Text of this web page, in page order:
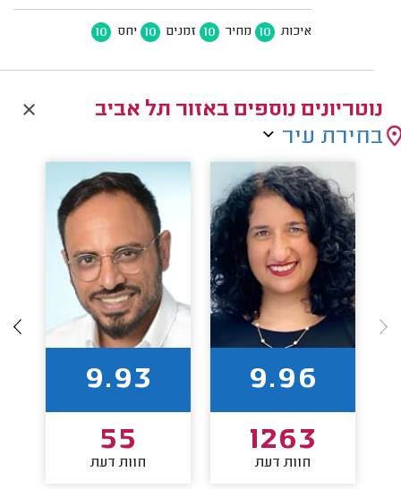
איכות 10 מחיר 10 זמנים 10 יחס 10
נוטריונים נוספים באזור תל אביב
בחירת עיר
9.96
1263
חוות דעת
9.93
55
חוות דעת